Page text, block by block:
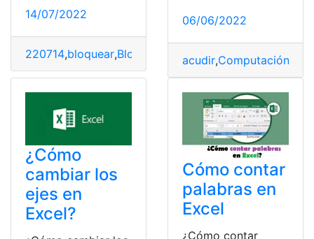
14/07/2022
220714,bloquear,Bloqueos Computación Computador
06/06/2022
acudir,Computación
¿Cómo
cambiar los
ejes en
Excel?
Cómo contar
palabras en
Excel
¿Cómo contar